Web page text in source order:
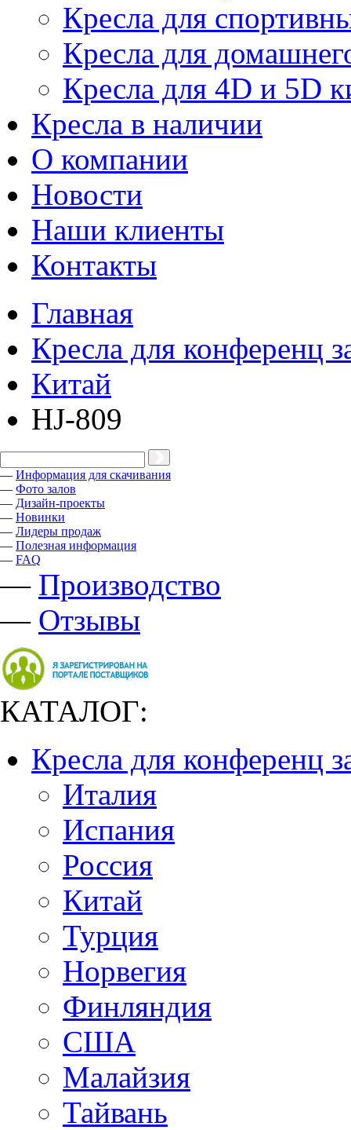
Кресла для
Кресла для
Кресла для 4D и 5D
Кресла в наличии
О компании
Новости
Наши клиенты
Контакты
Главная
Кресла для конференц
Китай
HJ-809
— Информация для скачивания
— Фото залов
— Дизайн-проекты
— Новинки
— Лидеры продаж
— Полезная информация
— FAQ
— Производство
— Отзывы
КАТАЛОГ:
Кресла для конференц
Италия
Испания
Россия
Китай
Турция
Норвегия
Финляндия
США
Малайзия
Тайвань